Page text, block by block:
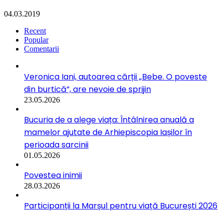
04.03.2019
Recent
Popular
Comentarii
Veronica Iani, autoarea cărții „Bebe. O poveste
din burtică”, are nevoie de sprijin
23.05.2026
Bucuria de a alege viața: Întâlnirea anuală a
mamelor ajutate de Arhiepiscopia Iașilor în
perioada sarcinii
01.05.2026
Povestea inimii
28.03.2026
Participanții la Marșul pentru viață București 2026